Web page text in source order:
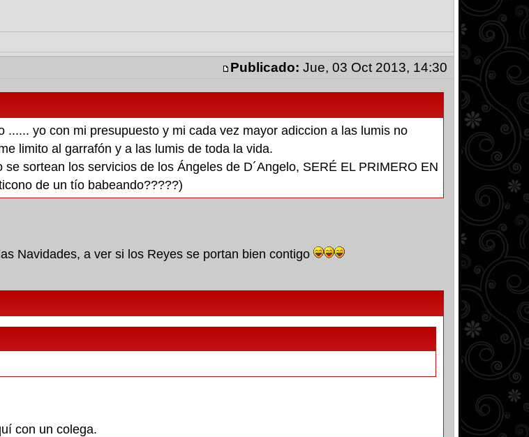
Publicado: Jue, 03 Oct 2013, 14:30
...... yo con mi presupuesto y mi cada vez mayor adiccion a las lumis no
limito al garrafón y a las lumis de toda la vida.
sortean los servicios de los Ángeles de D´Angelo, SERÉ EL PRIMERO EN
de un tío babeando?????)
Navidades, a ver si los Reyes se portan bien contigo
con un colega.